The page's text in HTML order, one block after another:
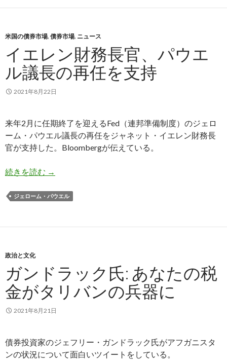
米国の債券市場, 債券市場, ニュース
イエレン財務長官、パウエ
ル議長の再任を支持
2021年8月22日
来年2月に任期終了を迎えるFed（連邦準備制度）のジェロ
ーム・パウエル議長の再任をジャネット・イエレン財務長
官が支持した。Bloombergが伝えている。
続きを読む イエレン財務長官、パウエル議長の再任を支持
→
ジェローム・パウエル
政治と文化
ガンドラック氏: あなたの税
金がタリバンの兵器に
2021年8月21日
債券投資家のジェフリー・ガンドラック氏がアフガニスタ
ンの状況について面白いツイートをしている。